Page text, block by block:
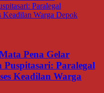
Pena Gelar
Puspitasari: Paralegal
Keadilan Warga